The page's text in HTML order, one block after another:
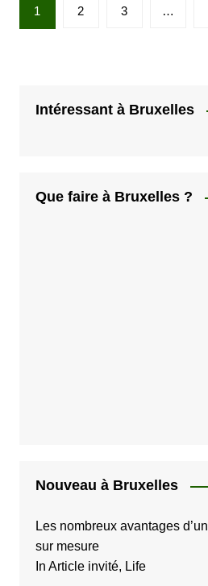
a
1 2 3 …
Intéressant à Bruxelles
Que faire à Bruxelles ?
Nouveau à Bruxelles
Les nombreux avantages
sur mesure
In Article invité, Life